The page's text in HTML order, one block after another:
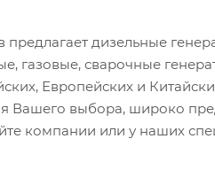
дизельные
газовые, сварочные
Европейских и
Вашего выбора, широко
компании или у наших